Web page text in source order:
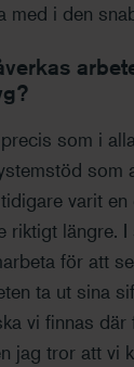
med i den
som i
som
varit
riktigt längre.
för att
ta ut sina
vi finnas där
jag tror att vi